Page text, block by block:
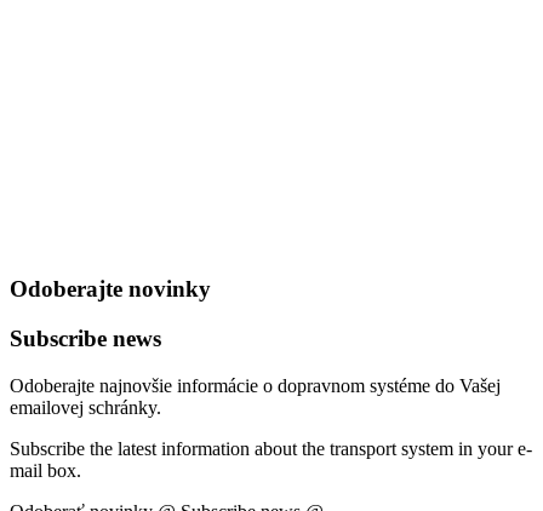
Odoberajte novinky
Subscribe news
Odoberajte najnovšie informácie o dopravnom systéme do Vašej
emailovej schránky.
Subscribe the latest information about the transport system in your e-
mail box.